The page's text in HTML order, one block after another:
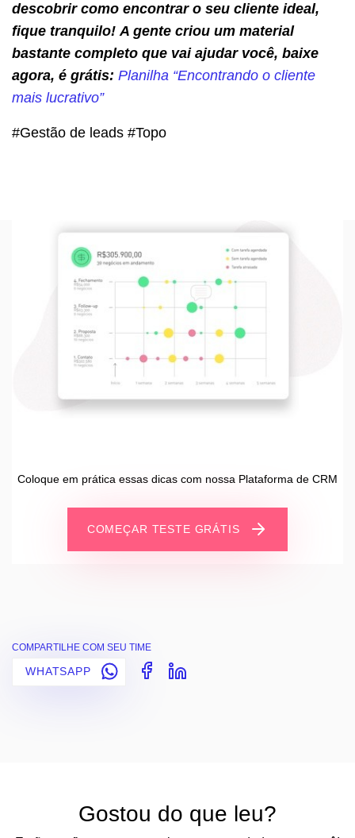
descobrir como encontrar o seu cliente ideal,
fique tranquilo! A gente criou um material
bastante completo que vai ajudar você, baixe
agora, é grátis: Planilha “Encontrando o cliente
mais lucrativo”
#Gestão de leads #Topo
Coloque em prática essas dicas com nossa Plataforma de CRM
COMEÇAR TESTE GRÁTIS
COMPARTILHE COM SEU TIME
WHATSAPP
Gostou do que leu?